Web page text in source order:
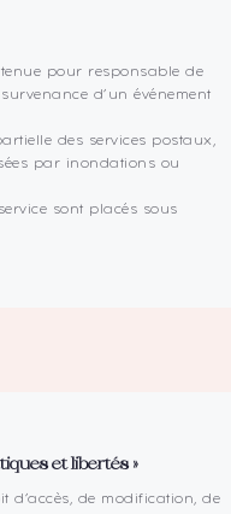
pour responsable de
d’un événement
des services postaux,
par inondations ou
sont placés sous
et libertés »
d’accès, de modification, de